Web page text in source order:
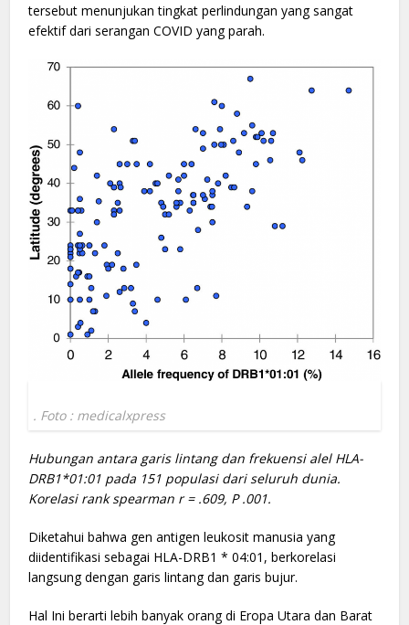
tersebut menunjukan tingkat perlindungan yang sangat
efektif dari serangan COVID yang parah.
. Foto : medicalxpress
Hubungan antara garis lintang dan frekuensi alel HLA-
DRB1*01:01 pada 151 populasi dari seluruh dunia.
Korelasi rank spearman r = .609, P .001.
Diketahui bahwa gen antigen leukosit manusia yang
diidentifikasi sebagai HLA-DRB1 * 04:01, berkorelasi
langsung dengan garis lintang dan garis bujur.
Hal Ini berarti lebih banyak orang di Eropa Utara dan Barat